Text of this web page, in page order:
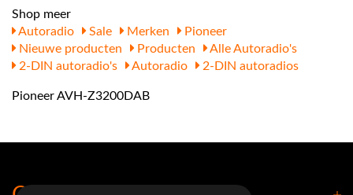
Shop meer
Autoradio
Sale Merken
Pioneer
Nieuwe producten
Producten
Alle Autoradio's
2-DIN autoradio's
Autoradio 2-DIN autoradios
Pioneer AVH-Z3200DAB